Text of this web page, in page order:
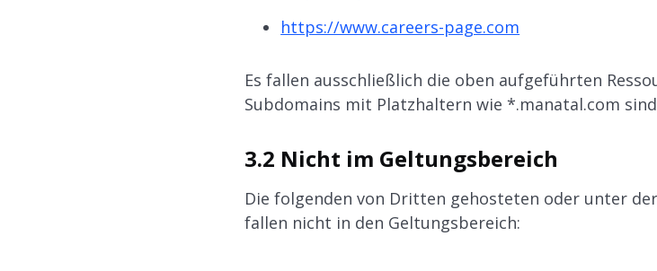
https://www.careers-page.com
Es fallen ausschließlich die oben aufgeführten
Subdomains mit Platzhaltern wie *.manatal.com
3.2 Nicht im Geltungsbereich
Die folgenden von Dritten gehosteten oder unter
fallen nicht in den Geltungsbereich: